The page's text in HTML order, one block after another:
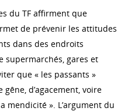
du TF affirment que
de prévenir les attitudes
dans des endroits
supermarchés, gares et
que « les passants »
d’agacement, voire
mendicité ». L’argument du